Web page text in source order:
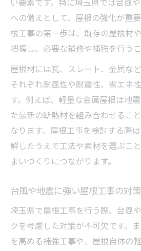
への備えとして、屋根の強化が重
根工事の第一歩は、既存の屋根材
把握し、必要な補修や補強を行うこ
屋根材には瓦、スレート、金属な
それぞれ耐風性や耐震性、省エネ
す。例えば、軽量な金属屋根は地
た最新の断熱材を組み合わせるこ
なります。屋根工事を検討する際
解したうえで工法や素材を選ぶこ
まいづくりにつながります。
台風や地震に強い屋根工事の対
埼玉県で屋根工事を行う際、台風
クを考慮した対策が不可欠です。
を高める補強工事や、屋根自体の